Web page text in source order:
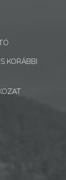
KORÁBBI